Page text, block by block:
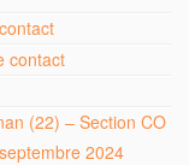
contact
(22) – Section CO
2024